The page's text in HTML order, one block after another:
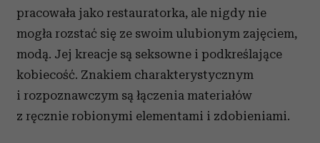
pracowała jako restauratorka, ale nigdy nie
mogła rozstać się ze swoim ulubionym zajęciem,
modą. Jej kreacje są seksowne i podkreślające
kobiecość. Znakiem charakterystycznym
i rozpoznawczym są łączenia materiałów
z ręcznie robionymi elementami i zdobieniami.